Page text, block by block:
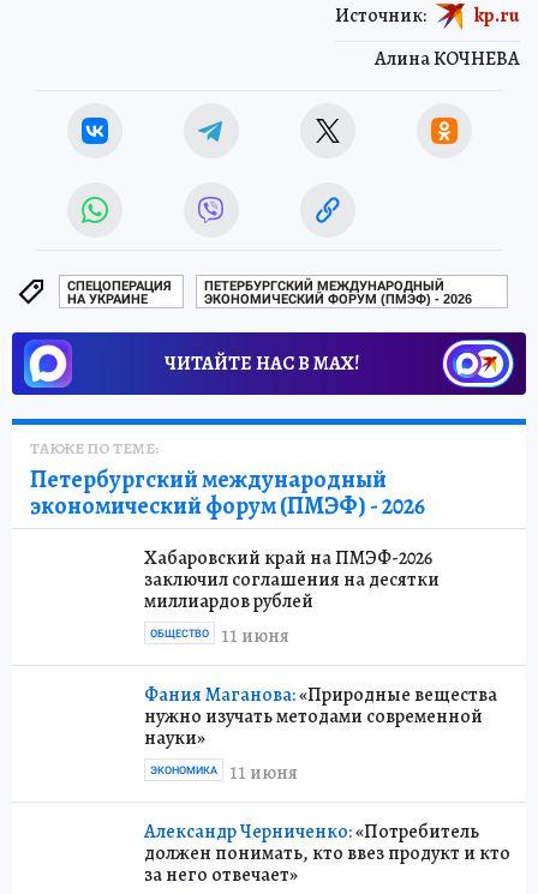
Алина КОЧНЕВА
Источник: kp.ru
СПЕЦОПЕРАЦИЯ
НА УКРАИНЕ
ПЕТЕРБУРГСКИЙ МЕЖДУНАРОДНЫЙ
ЭКОНОМИЧЕСКИЙ ФОРУМ (ПМЭФ) - 2026
ЧИТАЙТЕ НАС В МАХ!
ТАКЖЕ ПО ТЕМЕ:
Петербургский международный
экономический форум (ПМЭФ) - 2026
Хабаровский край на ПМЭФ-2026
заключил соглашения на десятки
миллиардов рублей
11 июня
ОБЩЕСТВО
Фания Маганова:«Природные вещества
нужно изучать методами современной
науки»
11 июня
ЭКОНОМИКА
Александр Черниченко:«Потребитель
должен понимать, кто ввез продукт и кто
за него отвечает»